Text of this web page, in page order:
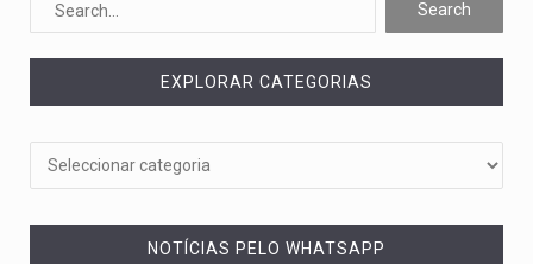
O programa, cuja implementação está prevista entre abril de 2026…
A nova legislação estabelece um prazo de 180 dias para…
EXPLORAR CATEGORIAS
NOTÍCIAS PELO WHATSAPP